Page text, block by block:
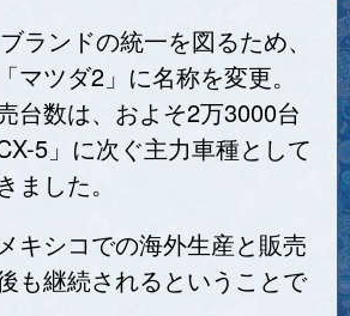
ランドの統一を図るため、
マツダ2」に名称を変更。
台数は、およそ2万3000台
5」に次ぐ主力車種として
ました。
キシコでの海外生産と販売
も継続されるということで